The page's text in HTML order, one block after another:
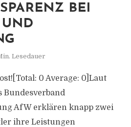
BEI
UND
Lesedauer
0 Average: 0]Laut
Bundesverband
AfW erklären knapp zwei
ihre Leistungen